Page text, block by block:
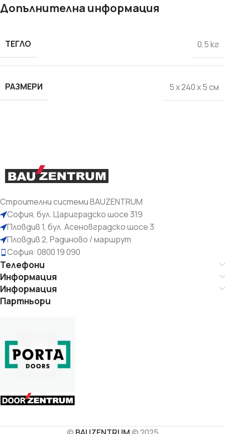
Допълнителна информация
ТЕГЛО 0,5 кг
РАЗМЕРИ 5 x 240 x 5 см
Строителни системи BAUZENTRUM
София, бул. Цариградско шосе 319
Пловдив 1, бул. Асеновградско шосе 3
Пловдив 2, Радиново / маршрут
София: 0800 19 090
Телефони
Информация
Информация
Партньори